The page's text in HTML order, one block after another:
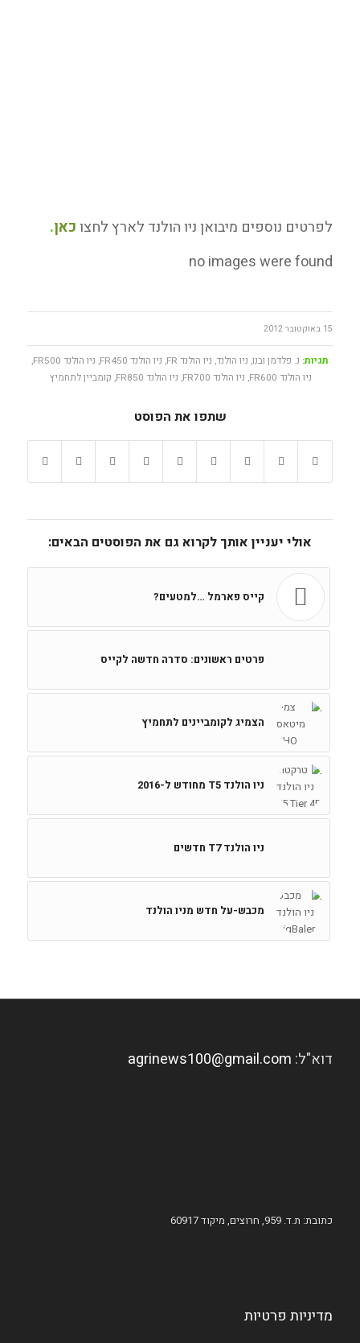
לפרטים נוספים מיבואן ניו הולנד לארץ לחצוכאן.
no images were found
15 באוקטובר 2012
תגיות: נ. פלדמן ובנו, ניו הולנד, ניו הולנד FR , ניו הולנד FR450 , ניו הולנד FR500
,
ניו הולנד FR600
, ניו הולנד FR700 , ניו הולנד FR850 , קומביין לתחמיץ
שתפו את הפוסט
אולי יעניין אותך לקרוא גם את הפוסטים הבאים:
קייס פארמל …למטעים?
פרטים ראשונים: סדרה חדשה לקייס
הצמיג לקומביינים לתחמיץ
ניו הולנד T5 מחודש ל-2016
ניו הולנד T7 חדשים
מכבש-על חדש מניו הולנד
דוא"ל: agrinews100@gmail.com
כתובת: ת.ד. 959, חרוצים, מיקוד 60917
מדיניות פרטיות